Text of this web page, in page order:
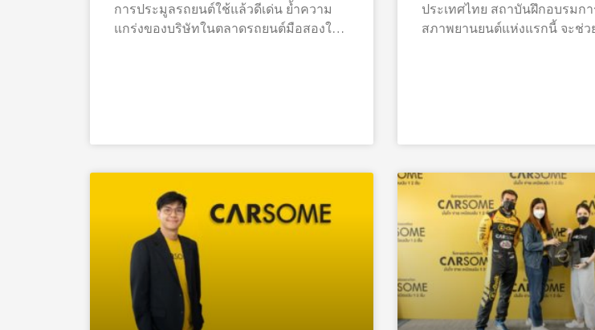
การประมูลรถยนต์ใช้แล้วดีเด่น ย้ำความ
แกร่งของบริษัทในตลาดรถยนต์มือสองใน
น์ ประธานเจ้าหน้าที่ฝ่ายปฏิบัติการ
ประเทศไทย สถาบันฝึกอบรมกา
สภาพยานยนต์แห่งแรกนี้ จะช่ว